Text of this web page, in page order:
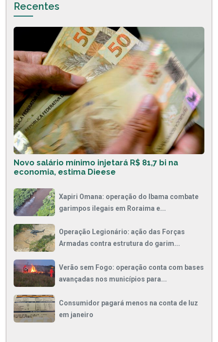
Recentes
Novo salário mínimo injetará R$ 81,7 bi na
economia, estima Dieese
Xapiri Omana: operação do Ibama combate
garimpos ilegais em Roraima e...
Operação Legionário: ação das Forças
Armadas contra estrutura do garim...
Verão sem Fogo: operação conta com bases
avançadas nos municípios para...
Consumidor pagará menos na conta de luz
em janeiro